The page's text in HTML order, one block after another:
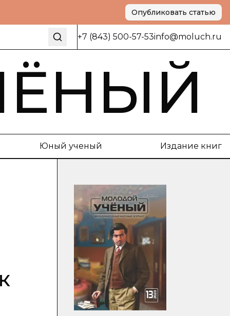
Опубликовать статью
+7 (843) 500-57-53info@moluch.ru
Юный ученый Издание книг